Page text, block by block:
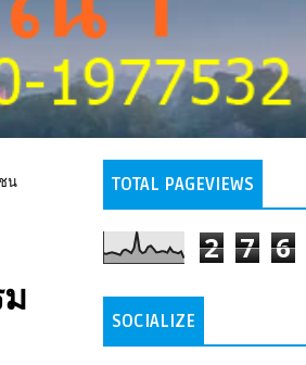
น
TOTAL PAGEVIEWS
2 7 6
SOCIALIZE